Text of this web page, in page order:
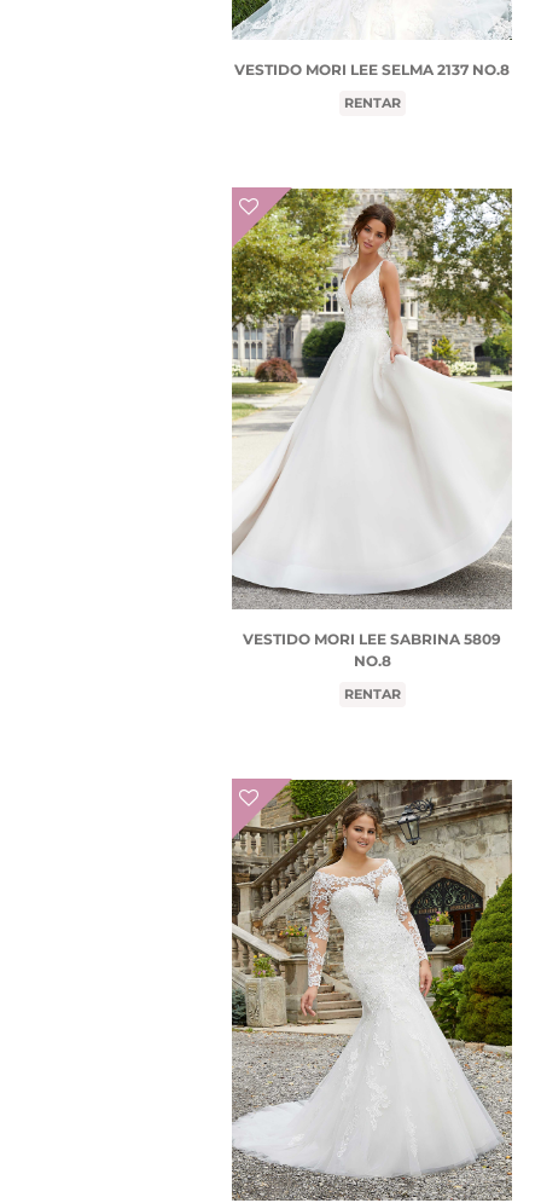
VESTIDO MORI LEE SELMA 2137 NO.8
RENTAR
VESTIDO MORI LEE SABRINA 5809
NO.8
RENTAR